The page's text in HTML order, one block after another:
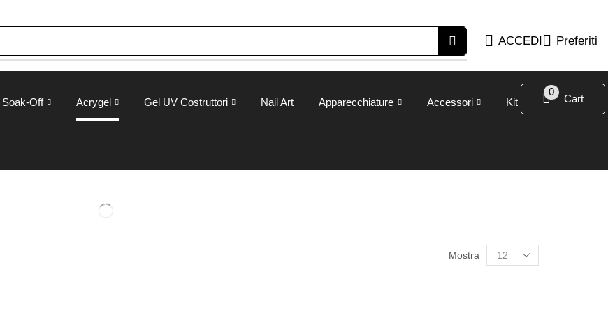
ACCEDI Preferiti
Soak-Off Acrygel Gel UV Costruttori Nail Art Apparecchiature Accessori Kit
0
Cart
Mostra